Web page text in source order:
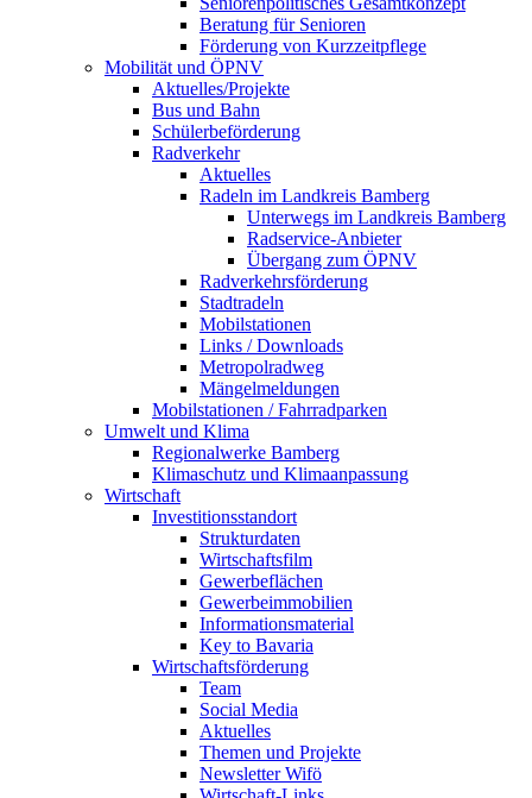
Beratung für Senioren
Förderung von Kurzzeitpflege
Mobilität und ÖPNV
Aktuelles/Projekte
Bus und Bahn
Schülerbeförderung
Radverkehr
Aktuelles
Radeln im Landkreis Bamberg
Unterwegs im Landkreis Bamberg
Radservice-Anbieter
Übergang zum ÖPNV
Radverkehrsförderung
Stadtradeln
Mobilstationen
Links / Downloads
Metropolradweg
Mängelmeldungen
Mobilstationen / Fahrradparken
Umwelt und Klima
Regionalwerke Bamberg
Klimaschutz und Klimaanpassung
Wirtschaft
Investitionsstandort
Strukturdaten
Wirtschaftsfilm
Gewerbeflächen
Gewerbeimmobilien
Informationsmaterial
Key to Bavaria
Wirtschaftsförderung
Team
Social Media
Aktuelles
Themen und Projekte
Newsletter Wifö